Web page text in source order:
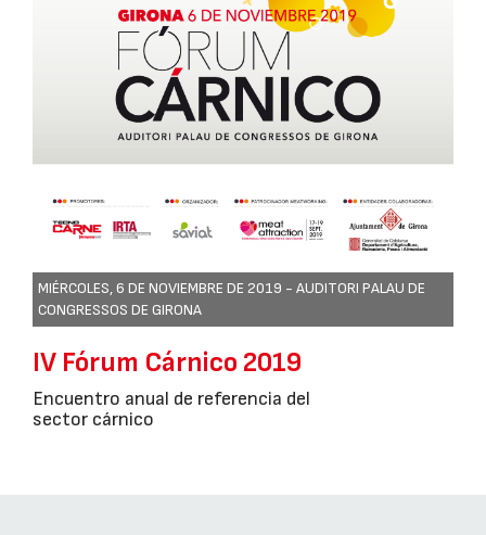
MIÉRCOLES, 6 DE NOVIEMBRE DE 2019 - AUDITORI PALAU DE
CONGRESSOS DE GIRONA
IV Fórum Cárnico 2019
Encuentro anual de referencia del
sector cárnico